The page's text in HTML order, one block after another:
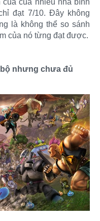
của nhiều nhà bình
đạt 7/10. Đây không
là không thể so sánh
của nó từng đạt được.
nhưng chưa đủ